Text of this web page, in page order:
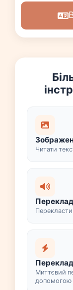
Читати
Переклад
Перекласти
Миттєвий
допомогою